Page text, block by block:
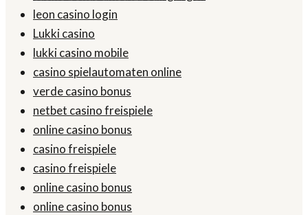
leon casino login
Lukki casino
lukki casino mobile
casino spielautomaten online
verde casino bonus
netbet casino freispiele
online casino bonus
casino freispiele
casino freispiele
online casino bonus
online casino bonus